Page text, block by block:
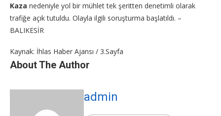
Kaza nedeniyle yol bir mühlet tek şeritten denetimli olarak
trafiğe açık tutuldu. Olayla ilgili soruşturma başlatıldı. –
BALIKESİR
Kaynak: İhlas Haber Ajansı / 3.Sayfa
About The Author
admin